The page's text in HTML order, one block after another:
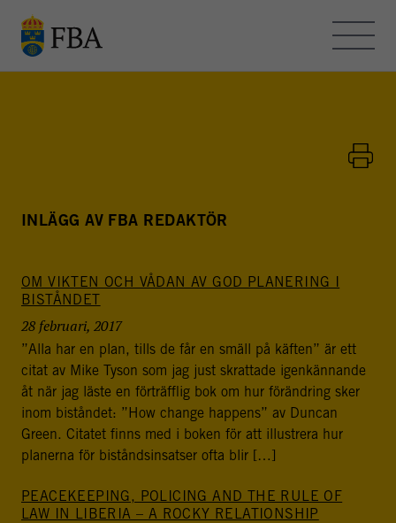
HEMSIDAN
FBA - BLOGGEN
FBA arbetar med internationella fredsinsatser och
utvecklingssamarbete. Myndigheten bedriver
utbildning, forskning och metodutveckling för att stödja
freds- och statsbyggande i konflikt- och
postkonfliktländer. Vi bidrar även med civil personal
och expertis till freds- och valobservationsinsatser som
leds av EU, FN och OSSE. Myndigheten har fått sitt
SOCIALA MEDIER
INLÄGG AV FBA REDAKTÖR
OM VIKTEN OCH VÅDAN AV GOD PLANERING I
BISTÅNDET
28 februari, 2017
”Alla har en plan, tills de får en smäll på käften” är ett
citat av Mike Tyson som jag just skrattade igenkännande
åt när jag läste en förträfflig bok om hur förändring sker
inom biståndet: ”How change happens” av Duncan
Green. Citatet finns med i boken för att illustrera hur
planerna för biståndsinsatser ofta blir […]
PEACEKEEPING, POLICING AND THE RULE OF
LAW IN LIBERIA – A ROCKY RELATIONSHIP